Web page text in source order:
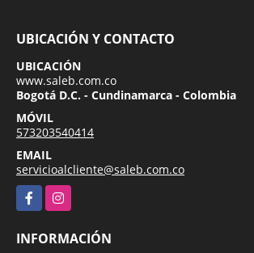
UBICACIÓN Y CONTACTO
UBICACIÓN
www.saleb.com.co
Bogotá D.C. - Cundinamarca - Colombia
MÓVIL
573203540414
EMAIL
servicioalcliente@saleb.com.co
FacebookInstagram
INFORMACIÓN